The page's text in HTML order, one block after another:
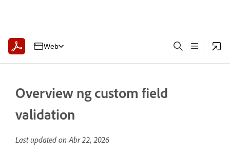
Web
Overview ng custom field
validation
Last updated onAbr 22, 2026